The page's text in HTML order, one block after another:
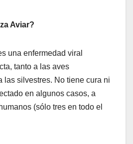
Aviar?
una enfermedad viral
tanto a las aves
las silvestres. No tiene cura ni
en algunos casos, a
(sólo tres en todo el